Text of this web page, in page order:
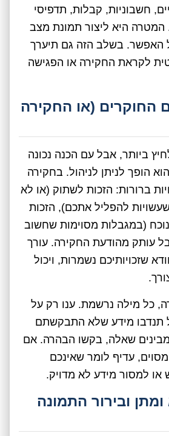
חשבוניות, קבלות, תדפיסי
המטרה היא ליצור תמונת מצב
האפשר. בשלב הזה גם תיערך
לקראת החקירה או הפגישה
החוקרים (או החקירה
ביותר, אבל עם הכנה נכונה
הוא הופך לניתן לניהול. בחקירה
ברורות: הזכות לשתוק (או לא
להפליל אתכם), הזכות
(במגבלות מסוימות שחשוב
עותק מהודעת החקירה. עורך
שזכויותיכם נשמרות, ויכול
כל מילה נרשמת. ענו רק על
תנדבו מידע שלא התבקשתם
שאלה, בקשו הבהרה. אם
עדיף לומר שאינכם
או למסור מידע לא מדויק.
ומתן ובירור התמונה